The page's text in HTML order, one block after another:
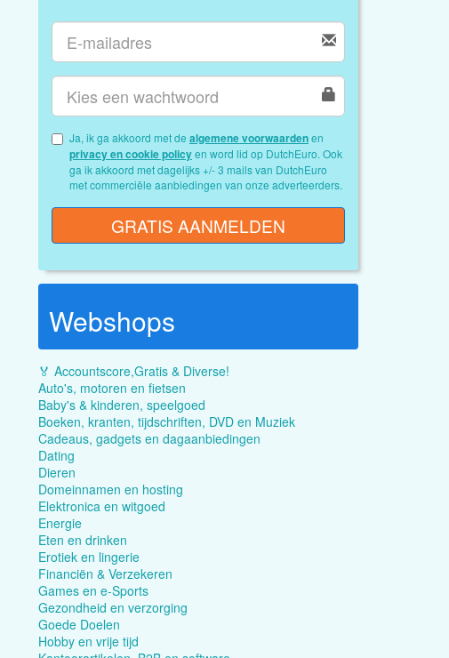
Ja, ik ga akkoord met de algemene voorwaardenen
privacy en cookie policy
ga ik akkoord met dagelijks +/- 3 mails van DutchEuro
met commerciële aanbiedingen van onze adverteerders.
GRATIS AANMELDEN
Webshops
🏅 Accountscore,Gratis & Diverse!
Auto's, motoren en fietsen
Baby's & kinderen, speelgoed
Boeken, kranten, tijdschriften, DVD en Muziek
Cadeaus, gadgets en dagaanbiedingen
Dating
Dieren
Domeinnamen en hosting
Elektronica en witgoed
Energie
Eten en drinken
Erotiek en lingerie
Financiën & Verzekeren
Games en e-Sports
Gezondheid en verzorging
Goede Doelen
Hobby en vrije tijd